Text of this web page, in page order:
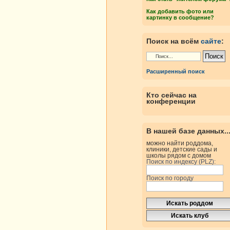
Как добавить фото или
картинку в сообщение?
Поиск на всём сайте:
Расширенный поиск
Кто сейчас на
конференции
В нашей базе данных...
можно найти роддома,
клиники, детские сады и
школы рядом с домом
Поиск по индексу (PLZ):
Поиск по городу